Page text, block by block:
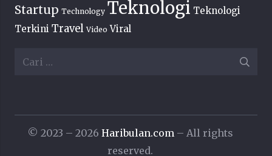
Startup Technology Teknologi Teknologi
Terkini Travel Video Viral
Cari
© 2023 – 2026 Haribulan.com – All rights
reserved.